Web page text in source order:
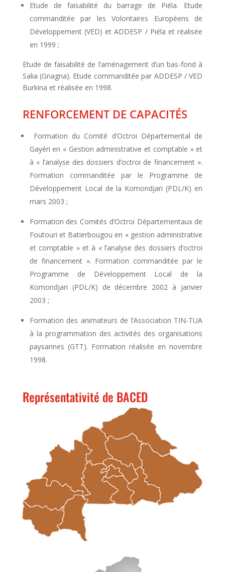
Etude de faisabilité du barrage de Piéla. Etude
commanditée par les Volontaires Européens de
Développement (VED) et ADDESP / Piéla et réalisée
en 1999 ;
Etude de faisabilité de l’aménagement d’un bas-fond à
Salia (Gnagna). Etude commanditée par ADDESP / VED
Burkina et réalisée en 1998.
RENFORCEMENT DE CAPACITÉS
Formation du Comité d’Octroi Départemental de
Gayéri en « Gestion administrative et comptable » et
à « l’analyse des dossiers d’octroi de financement ».
Formation commanditée par le Programme de
Développement Local de la Komondjari (PDL/K) en
mars 2003 ;
Formation des Comités d’Octroi Départementaux de
Foutouri et Batierbougou en « gestion administrative
et comptable » et à « l’analyse des dossiers d’octroi
de financement ». Formation commanditée par le
Programme de Développement Local de la
Komondjari (PDL/K) de décembre 2002 à janvier
2003 ;
Formation des animateurs de l’Association TIN-TUA
à la programmation des activités des organisations
paysannes (GTT). Formation réalisée en novembre
1998.
Représentativité de BACED